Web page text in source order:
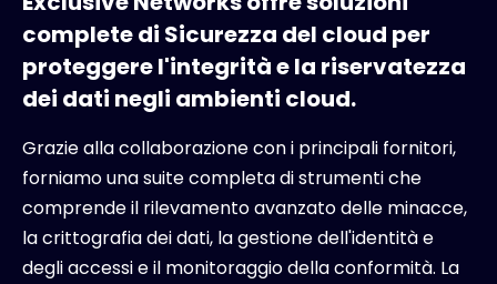
complete di Sicurezza del cloud per
proteggere l'integrità e la riservatezza
dei dati negli ambienti cloud.
Grazie alla collaborazione con i principali fornitori,
forniamo una suite completa di strumenti che
comprende il rilevamento avanzato delle minacce,
la crittografia dei dati, la gestione dell'identità e
degli accessi e il monitoraggio della conformità. La